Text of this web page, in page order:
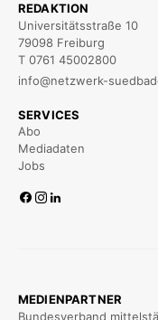
REDAKTION
Universitätsstraße 10
79098 Freiburg
T 0761 45002800
info@netzwerk-
SERVICES
Abo
Mediadaten
Jobs
MEDIENPARTNER
Bundesverband